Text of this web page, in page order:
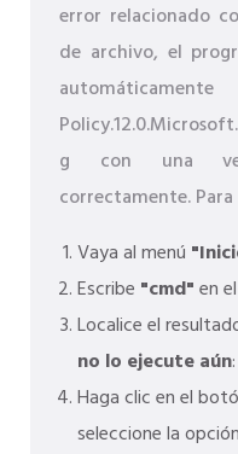
error relacionado
de archivo, el
g con una
correctamente.
Vaya al menú
Escribe "cmd"en
Localice el
no lo ejecute aún:
Haga clic en el
seleccione la